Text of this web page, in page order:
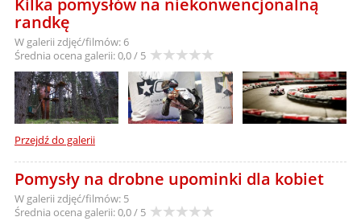
Kilka pomysłów na niekonwencjonalną
randkę
W galerii zdjęć/filmów: 6
Średnia ocena galerii:0,0 / 5
Przejdź do galerii
Pomysły na drobne upominki dla kobiet
W galerii zdjęć/filmów: 5
Średnia ocena galerii:0,0 / 5